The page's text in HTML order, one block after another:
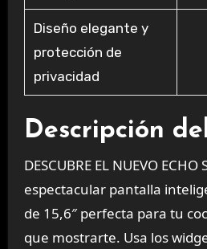
Diseño elegante y
protección de
privacidad
Descripción
DESCUBRE EL NUEVO
espectacular pantalla
de 15,6″ perfecta para tu
que mostrarte. Usa los